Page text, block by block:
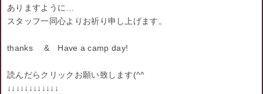
ありますように…
スタッフ一同心よりお祈り申し上げます。
thanks & Have a camp day!
読んだらクリックお願い致します(^^ゞ
↓↓↓↓↓↓↓↓↓↓↓↓